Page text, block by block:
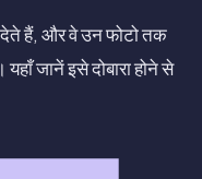
हैं, और वे उन फोटो तक
जानें इसे दोबारा होने से